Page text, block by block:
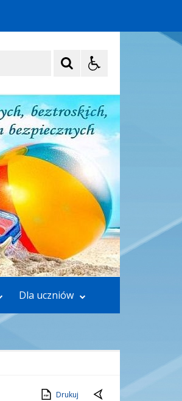
Dla uczniów
Drukuj